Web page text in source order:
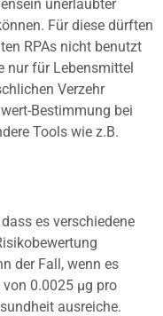
unerlaubter
Für diese dürften
RPAs nicht benutzt
nur für Lebensmittel
Verzehr
Bestimmung bei
Tools wie z.B.
es verschiedene
der Fall, wenn es
von 0.0025 µg pro
ausreiche.